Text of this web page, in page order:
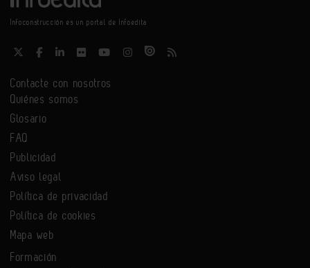
Infoconstrucción es un portal de Infoedita
Contacte con nosotros
Quiénes somos
Glosario
FAQ
Publicidad
Aviso legal
Política de privacidad
Política de cookies
Mapa web
Formación